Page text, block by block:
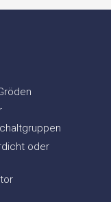
oder